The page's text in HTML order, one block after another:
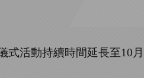
式活動持續時間延長至10